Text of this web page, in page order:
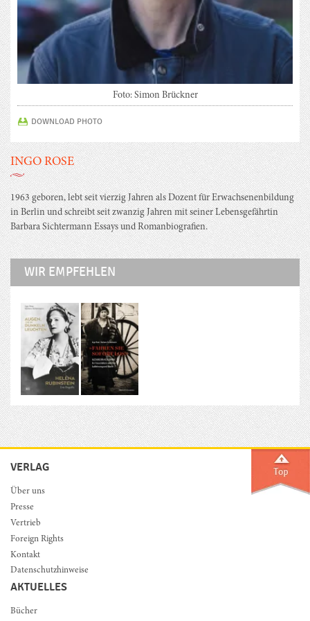
Foto: Simon Brückner
DOWNLOAD PHOTO
INGO ROSE
1963 geboren, lebt seit vierzig Jahren als Dozent für Erwachsenenbildung
in Berlin und schreibt seit zwanzig Jahren mit seiner Lebensgefährtin
Barbara Sichtermann Essays und Romanbiografien.
WIR EMPFEHLEN
VERLAG
Über uns
Presse
Vertrieb
Foreign Rights
Kontakt
Datenschutzhinweise
AKTUELLES
Bücher